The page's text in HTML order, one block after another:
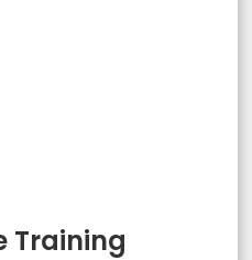
Training